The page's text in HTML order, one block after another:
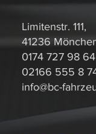
Limitenstr. 111,
41236
0174 727 98 64
02166 555 8
info@bc-